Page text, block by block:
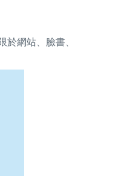
網站、臉書、